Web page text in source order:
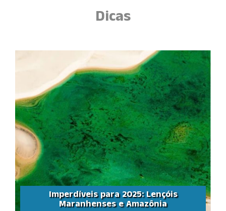
Dicas
Imperdíveis para 2025: Lençóis
Maranhenses e Amazônia